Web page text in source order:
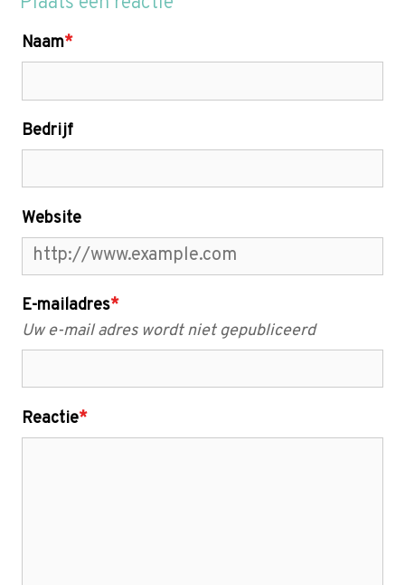
Naam*
Bedrijf
Website
E-mailadres*
Uw e-mail adres wordt niet gepubliceerd
Reactie*